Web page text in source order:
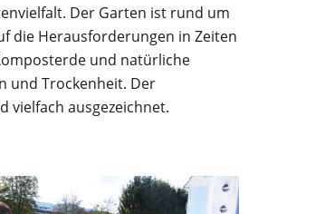
Der Garten ist rund um
die Herausforderungen in Zeiten
und natürliche
und Trockenheit. Der
vielfach ausgezeichnet.